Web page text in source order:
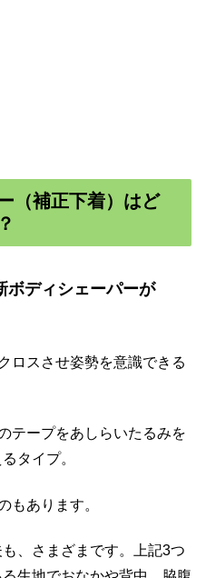
（補正下着）はど
ボディシェーパーが
ロスさせ姿勢を意識できる
テープをあしらいたるみを
タイプ。
もあります。
、さまざまです。上記3つ